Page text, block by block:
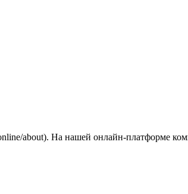
about). На нашей онлайн-платформе